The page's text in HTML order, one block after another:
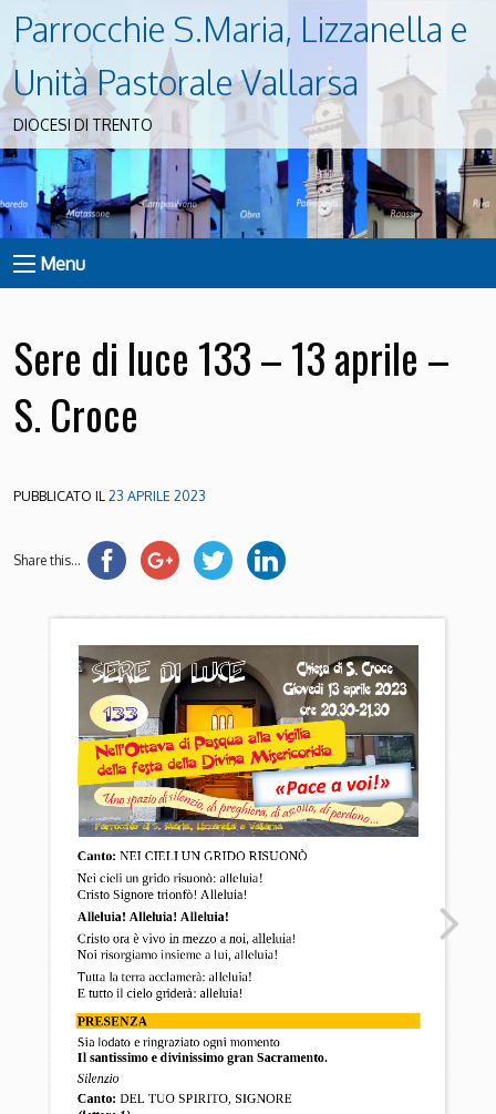
Parrocchie S.Maria, Lizzanella e
Unità Pastorale Vallarsa
DIOCESI DI TRENTO
Menu
Sere di luce 133 – 13 aprile –
S. Croce
PUBBLICATO IL23 APRILE 2023
Share this...